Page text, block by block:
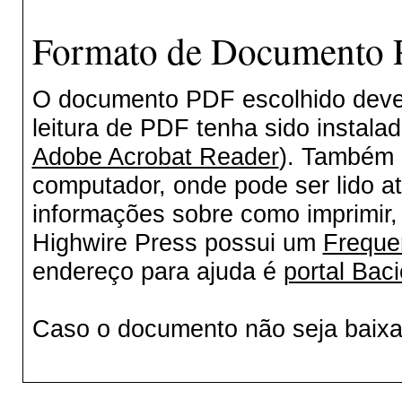
Formato de
O documento PDF escolhido
leitura de PDF tenha sido
Adobe Acrobat Reader).
computador, onde pode ser lido
informações sobre como
Highwire Press possui um
endereço para ajuda é portal
Caso o documento não seja